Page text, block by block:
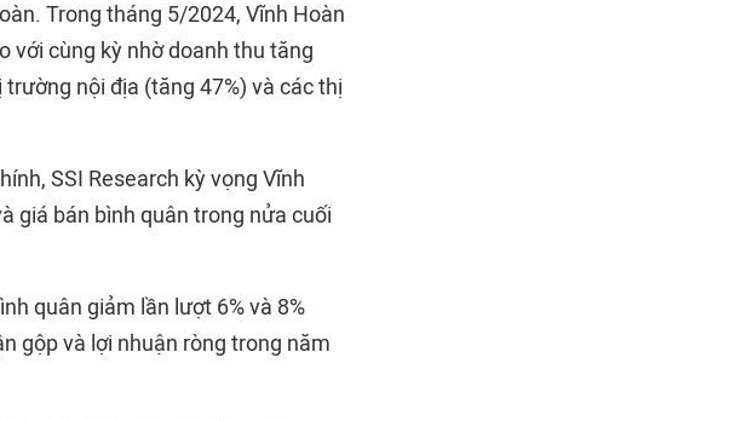
Trong tháng 5/2024, Vĩnh Hoàn
với cùng kỳ nhờ doanh thu tăng
nội địa (tăng 47%) và các thị
SSI Research kỳ vọng Vĩnh
giá bán bình quân trong nửa cuối
quân giảm lần lượt 6% và 8%
gộp và lợi nhuận ròng trong năm